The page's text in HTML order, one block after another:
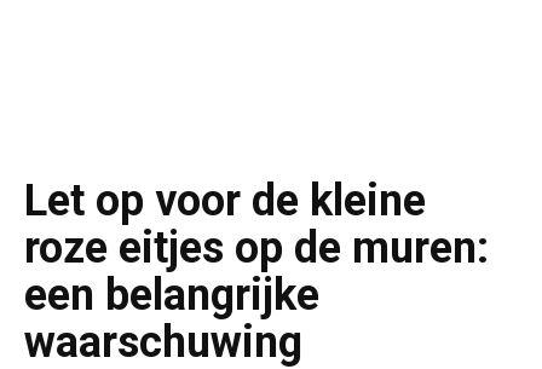
Let op voor de kleine
roze eitjes op de muren:
een belangrijke
waarschuwing